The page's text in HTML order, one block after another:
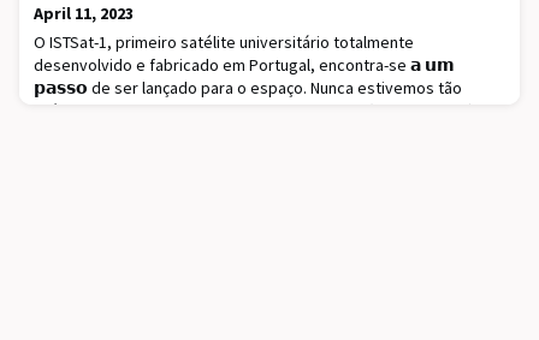
April 11, 2023
O ISTSat-1, primeiro satélite universitário totalmente
desenvolvido e fabricado em Portugal, encontra-se 𝗮 𝘂𝗺
𝗽𝗮𝘀𝘀𝗼 de ser lançado para o espaço. Nunca estivemos tão
próximos da meta!Vindo de uma longa jornada (leia mais aqui), o